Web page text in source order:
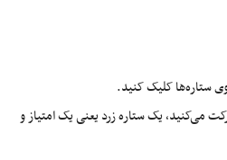
ستاره‌ها کلیک کنید.
می‌کنید، یک ستاره زرد یعنی یک امتیاز و